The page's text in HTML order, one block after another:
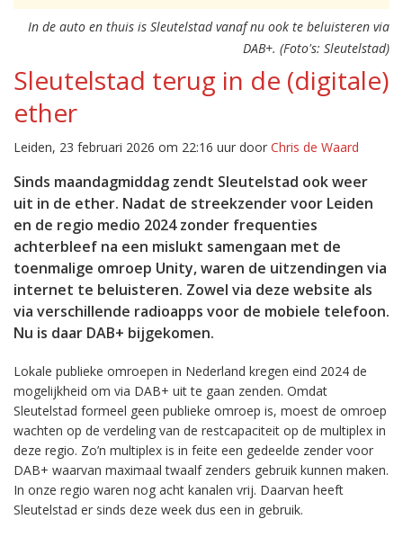
In de auto en thuis is Sleutelstad vanaf nu ook te beluisteren via
DAB+. (Foto's: Sleutelstad)
Sleutelstad terug in de (digitale)
ether
Leiden, 23 februari 2026 om 22:16 uur door Chris de Waard
Sinds maandagmiddag zendt Sleutelstad ook weer
uit in de ether. Nadat de streekzender voor Leiden
en de regio medio 2024 zonder frequenties
achterbleef na een mislukt samengaan met de
toenmalige omroep Unity, waren de uitzendingen via
internet te beluisteren. Zowel via deze website als
via verschillende radioapps voor de mobiele telefoon.
Nu is daar DAB+ bijgekomen.
Lokale publieke omroepen in Nederland kregen eind 2024 de
mogelijkheid om via DAB+ uit te gaan zenden. Omdat
Sleutelstad formeel geen publieke omroep is, moest de omroep
wachten op de verdeling van de restcapaciteit op de multiplex in
deze regio. Zo’n multiplex is in feite een gedeelde zender voor
DAB+ waarvan maximaal twaalf zenders gebruik kunnen maken.
In onze regio waren nog acht kanalen vrij. Daarvan heeft
Sleutelstad er sinds deze week dus een in gebruik.